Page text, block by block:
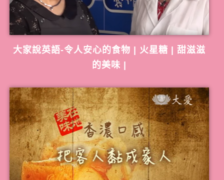
大家說英語-令人安心的食物 | 火星糖 | 甜滋滋
的美味 |